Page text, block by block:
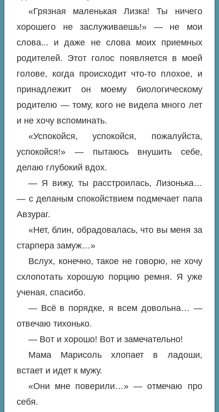
«Грязная маленькая Лизка! Ты ничего
хорошего не заслуживаешь!» — не мои
слова... и даже не слова моих приемных
родителей. Этот голос появляется в моей
голове, когда происходит что-то плохое, и
принадлежит он моему биологическому
родителю — тому, кого не видела много лет
и не хочу вспоминать.
«Успокойся, успокойся, пожалуйста,
успокойся!» — пытаюсь внушить себе,
делаю глубокий вдох.
— Я вижу, ты расстроилась, Лизонька…
— с деланым спокойствием подмечает папа
Авзураг.
«Нет, блин, обрадовалась, что вы меня за
старпера замуж…»
Вслух, конечно, такое не говорю, не хочу
схлопотать хорошую порцию ремня. Я уже
ученая, спасибо.
— Всё в порядке, я всем довольна… —
отвечаю тихонько.
— Вот и хорошо! Вот и замечательно!
Мама Марисоль хлопает в ладоши,
встает и идет к мужу.
«Они мне поверили…» — отмечаю про
себя.